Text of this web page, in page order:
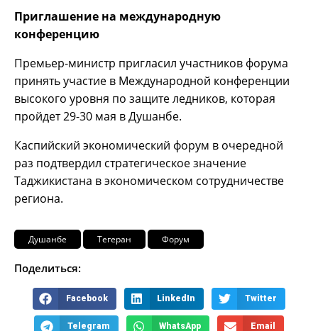
Приглашение на международную
конференцию
Премьер-министр пригласил участников форума
принять участие в Международной конференции
высокого уровня по защите ледников, которая
пройдет 29-30 мая в Душанбе.
Каспийский экономический форум в очередной
раз подтвердил стратегическое значение
Таджикистана в экономическом сотрудничестве
региона.
Душанбе Тегеран Форум
Поделиться:
Facebook LinkedIn Twitter
Telegram WhatsApp Email